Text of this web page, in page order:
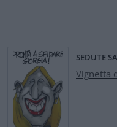
SEDUTE
Vignetta